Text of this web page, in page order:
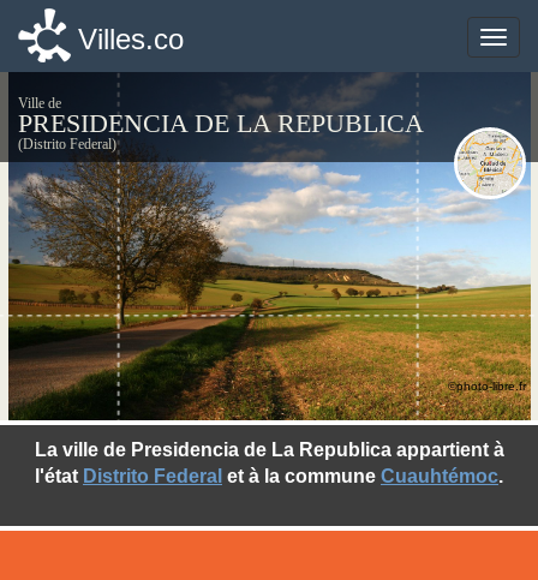
Toggle
Villes.co
Ville de
PRESIDENCIA DE LA REPUBLICA
(Distrito Federal)
La ville de Presidencia de La Republica appartient à
l'état Distrito Federal et à la commune Cuauhtémoc.
©photo-libre.fr
Toggle
Villes.co